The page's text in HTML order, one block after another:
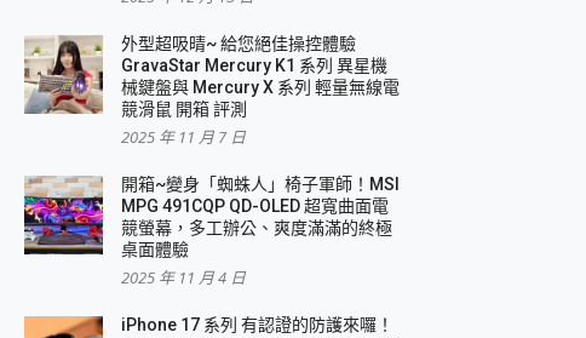
外型超吸晴~ 給您絕佳操控體驗
GravaStar Mercury K1 系列 異星機
械鍵盤與 Mercury X 系列 輕量無線電
競滑鼠 開箱 評測
2025 年 11 月 7 日
開箱~變身「蜘蛛人」椅子軍師！MSI
MPG 491CQP QD-OLED 超寬曲面電
競螢幕，多工辦公、爽度滿滿的終極
桌面體驗
2025 年 11 月 4 日
iPhone 17 系列 有認證的防護來囉！